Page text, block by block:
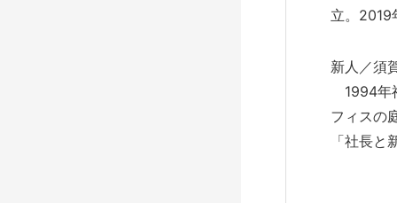
立。
新人／須
1994年
フィスの
「社長